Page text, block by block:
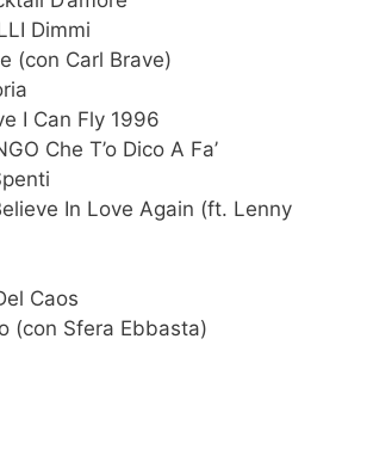
Dimmi
(con Carl Brave)
I Can Fly 1996
Che T’o Dico A Fa’
In Love Again (ft. Lenny
Caos
(con Sfera Ebbasta)